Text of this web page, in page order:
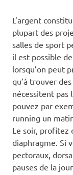
L’argent
plupart des
salles de sport
il est possible
lorsqu’on peut
qu’à trouver
nécessitent pas
pouvez par
running un
Le soir, profitez
diaphragme. Si
pectoraux,
pauses de la